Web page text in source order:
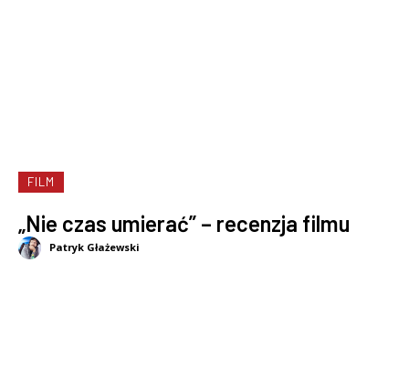
FILM
„Nie czas umierać” – recenzja filmu
Patryk Głażewski